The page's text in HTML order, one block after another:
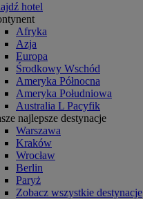
hotel
Afryka
Azja
Europa
Środkowy Wschód
Ameryka Północna
Ameryka Południowa
Australia L Pacyfik
najlepsze destynacje
Warszawa
Kraków
Wrocław
Berlin
Paryż
Zobacz wszystkie destynacje